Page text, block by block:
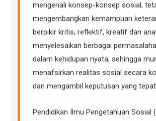
mengenali konsep-konsep sosial,
mengembangkan kemampuan
berpikir kritis, reflektif, kreatif dan
menyelesaikan berbagai
dalam kehidupan nyata, sehingga
menafsirkan realitas sosial secara
dan mengambil keputusan yang
Pendidikan Ilmu Pengetahuan Sosial